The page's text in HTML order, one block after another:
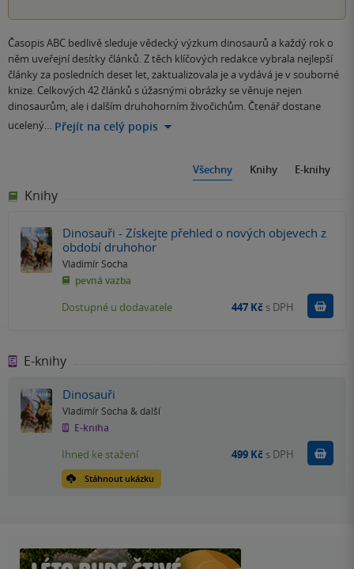
Časopis ABC bedlivě sleduje vědecký výzkum dinosaurů a každý rok o
něm uveřejní desítky článků. Z těch klíčových redakce vybrala nejlepší
články za posledních deset let, zaktualizovala je a vydává je v souborné
knize. Celkových 42 článků s úžasnými obrázky se věnuje nejen
dinosaurům, ale i dalším druhohorním živočichům. Čtenář dostane
ucelený… Přejít na celý popis
Všechny Knihy E-knihy
Knihy
Dinosauři - Získejte přehled o nových objevech z
období druhohor
Vladimír Socha
pevná vazba
Dostupné u dodavatele 447 Kč s DPH
E-knihy
Dinosauři
Vladimír Socha & další
E-kniha
Stáhnout ukázku
Ihned ke stažení 499 Kč s DPH Koupit